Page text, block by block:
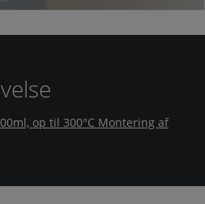
op til 300°C Montering af